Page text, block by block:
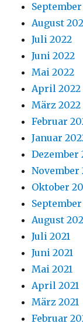
August
Juli 2022
Juni 2022
Mai 2022
April 2022
März 2022
Februar
Januar
Dezember
November
Oktober
September
August
Juli 2021
Juni 2021
Mai 2021
April 2021
März 2021
Februar